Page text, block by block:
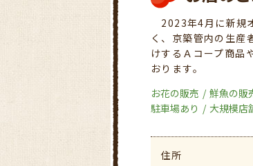
2023年4月に新規
く、京築管内の生産
けするＡコープ商品
おります。
お花の販売
鮮魚の販
駐車場あり
大規模店
住所